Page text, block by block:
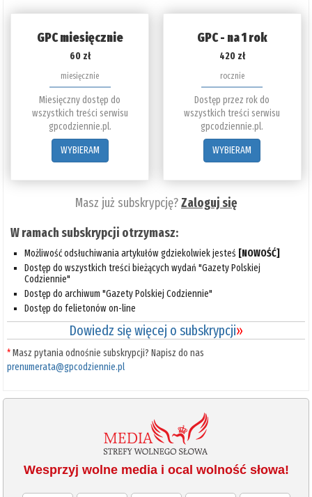
GPC miesięcznie
60 zł
miesięcznie
Miesięczny dostęp do
wszystkich treści serwisu
gpcodziennie.pl.
WYBIERAM
GPC - na 1 rok
420 zł
rocznie
Dostęp przez rok do
wszystkich treści serwisu
gpcodziennie.pl.
WYBIERAM
Masz już subskrypcję?Zaloguj się
W ramach subskrypcji otrzymasz:
Możliwość odsłuchiwania artykułów gdziekolwiek jesteś [NOWOŚĆ]
Dostęp do wszystkich treści bieżących wydań "Gazety Polskiej
Codziennie"
Dostęp do archiwum "Gazety Polskiej Codziennie"
Dostęp do felietonów on-line
Dowiedz się więcej o subskrypcji»
*Masz pytania odnośnie subskrypcji? Napisz do nas
prenumerata@gpcodziennie.pl
Wesprzyj wolne media i ocal wolność słowa!